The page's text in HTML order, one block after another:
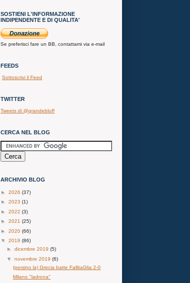
SOSTIENI L'INFORMAZIONE
INDIPENDENTE E DI QUALITA'
Se preferisci fare un BB, contattami via e-mail
FEEDS
Sottoscrivi il Feed
TWITTER
Tweets di @grandebluff
CERCA NEL BLOG
ARCHIVIO BLOG
► 2026 (37)
► 2023 (1)
► 2022 (3)
► 2021 (25)
► 2020 (66)
▼ 2019 (86)
► dicembre 2019 (5)
▼ novembre 2019 (6)
(persino la) Grecia batte FallitaGlia 2-0
Milano "ladrona"